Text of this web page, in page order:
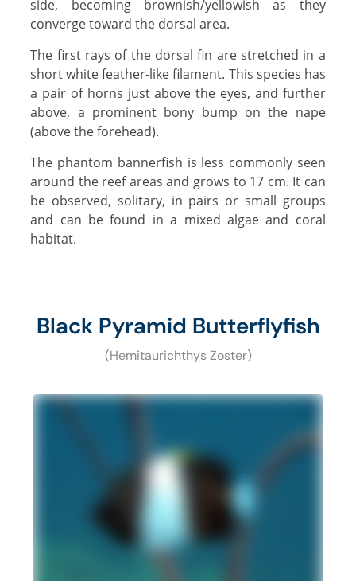
side, becoming brownish/yellowish as they
converge toward the dorsal area.
The first rays of the dorsal fin are stretched in a
short white feather-like filament. This species has
a pair of horns just above the eyes, and further
above, a prominent bony bump on the nape
(above the forehead).
The phantom bannerfish is less commonly seen
around the reef areas and grows to 17 cm. It can
be observed, solitary, in pairs or small groups
and can be found in a mixed algae and coral
habitat.
Black Pyramid Butterflyfish
(Hemitaurichthys Zoster)